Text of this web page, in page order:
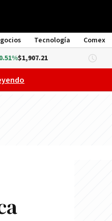
Tecnología
Comex
aprobar lo que queda